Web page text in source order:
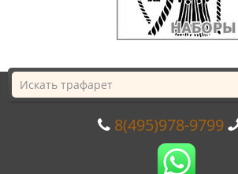
8(495)978-9799